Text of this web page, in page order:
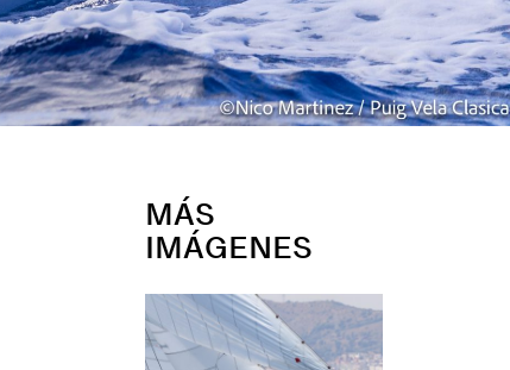
MÁS
IMÁGENES